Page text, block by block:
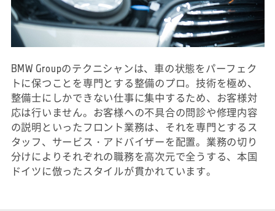
BMW Groupのテクニシャンは、車の状態をパーフェク
トに保つことを専門とする整備のプロ。技術を極め、
整備士にしかできない仕事に集中するため、お客様対
応は行いません。お客様への不具合の問診や修理内容
の説明といったフロント業務は、それを専門とするス
タッフ、サービス・アドバイザーを配置。業務の切り
分けによりそれぞれの職務を高次元で全うする、本国
ドイツに倣ったスタイルが貫かれています。